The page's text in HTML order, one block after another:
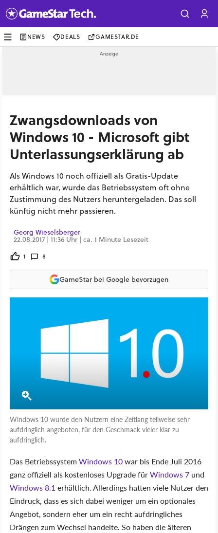
NEWS DEALS GAMESTAR.DE
Zwangsdownloads von
Windows 10 - Microsoft gibt
Unterlassungserklärung ab
Als Windows 10 noch offiziell als Gratis-Update
erhältlich war, wurde das Betriebssystem oft ohne
Zustimmung des Nutzers heruntergeladen. Das soll
künftig nicht mehr passieren.
Georg Wieselsberger
22.08.2017 | 11:36 Uhr | ca. 1 Minute Lesezeit
1 8
GameStar bei Google bevorzugen
Windows 10 wurde den Nutzern eine Zeitlang teilweise sehr
aufdringlich angeboten, für den Geschmack vieler klar zu
aufdringlich.
Das BetriebssystemWindows 10war bis Ende Juli 2016
ganz offiziell als kostenloses Upgrade fürWindows 7 und
Windows 8.1 erhältlich. Allerdings hatten viele Nutzer den
Eindruck, dass es sich dabei weniger um ein optionales
Angebot, sondern eher um ein recht aufdringliches
Drängen zum Wechsel handelte. So haben die älteren